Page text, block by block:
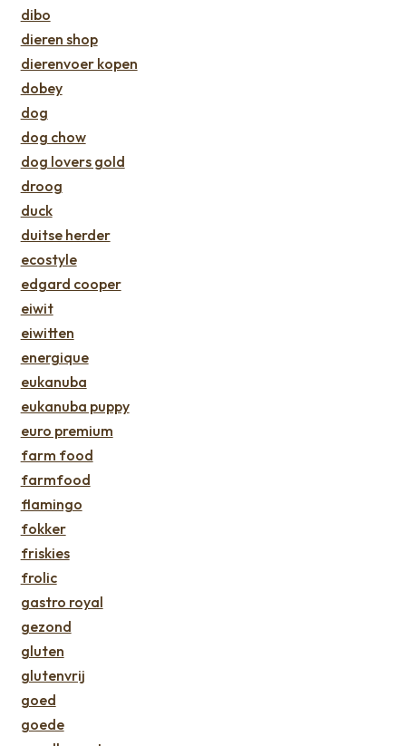
dibo
dieren shop
dierenvoer kopen
dobey
dog
dog chow
dog lovers gold
droog
duck
duitse herder
ecostyle
edgard cooper
eiwit
eiwitten
energique
eukanuba
eukanuba puppy
euro premium
farm food
farmfood
flamingo
fokker
friskies
frolic
gastro royal
gezond
gluten
glutenvrij
goed
goede